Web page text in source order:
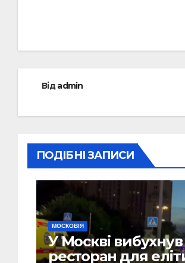
Відadmin
ПОДІБНІ ЗАПИСИ
МОСКОВІЯ
У Москві вибухнув
ресторан для